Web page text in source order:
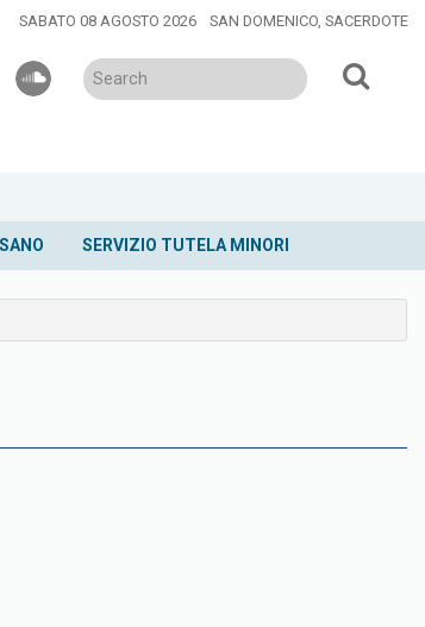
SABATO 08 AGOSTO 2026 SAN DOMENICO, SACERDOTE
soundcloud
SERVIZIO TUTELA MINORI